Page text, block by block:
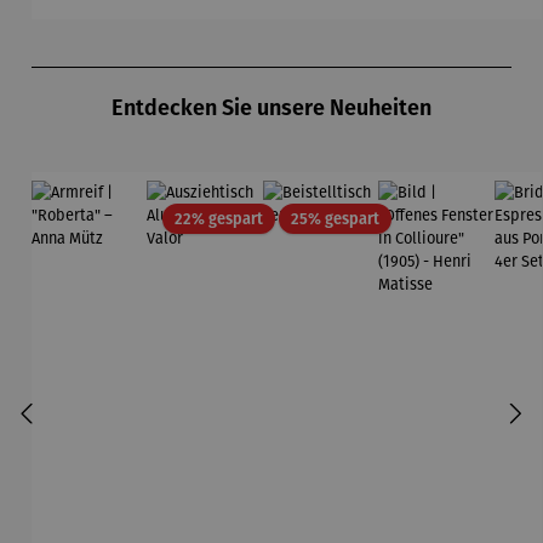
Entdecken Sie unsere Neuheiten
22% gespartRabatt25% gespartRabatt